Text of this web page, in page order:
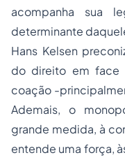
acompanha sua
determinante
Hans Kelsen
do direito em face
coação -
Ademais, o
grande medida, à
entende uma força,